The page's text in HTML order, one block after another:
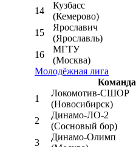
14
Кузбасс
(Кемерово)
15
Ярославич
(Ярославль)
16
МГТУ
(Москва)
Молодёжная лига
Команда
1
Локомотив-CШОР
(Новосибирск)
2
Динамо-ЛО-2
(Сосновый бор)
3
Динамо-Олимп